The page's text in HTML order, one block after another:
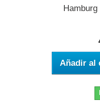
Hamburg
Añadir al